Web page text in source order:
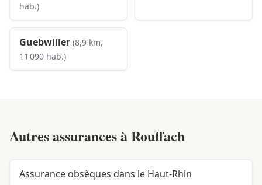
hab.)
Guebwiller (8,9 km,
11 090 hab.)
Autres assurances àRouffach
Assurance obsèques dans le Haut-Rhin